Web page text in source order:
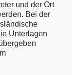
und der Ort
Bei der
Unterlagen